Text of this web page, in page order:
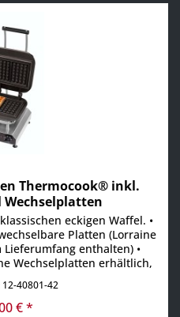
Thermocook® inkl.
Wechselplatten
eckigen Waffel. •
Platten (Lorraine
enthalten) •
Wechselplatten erhältlich,
• Digitaltimer mit großem
9:59 Min/Sek • Ein...
12-40801-42
€ *